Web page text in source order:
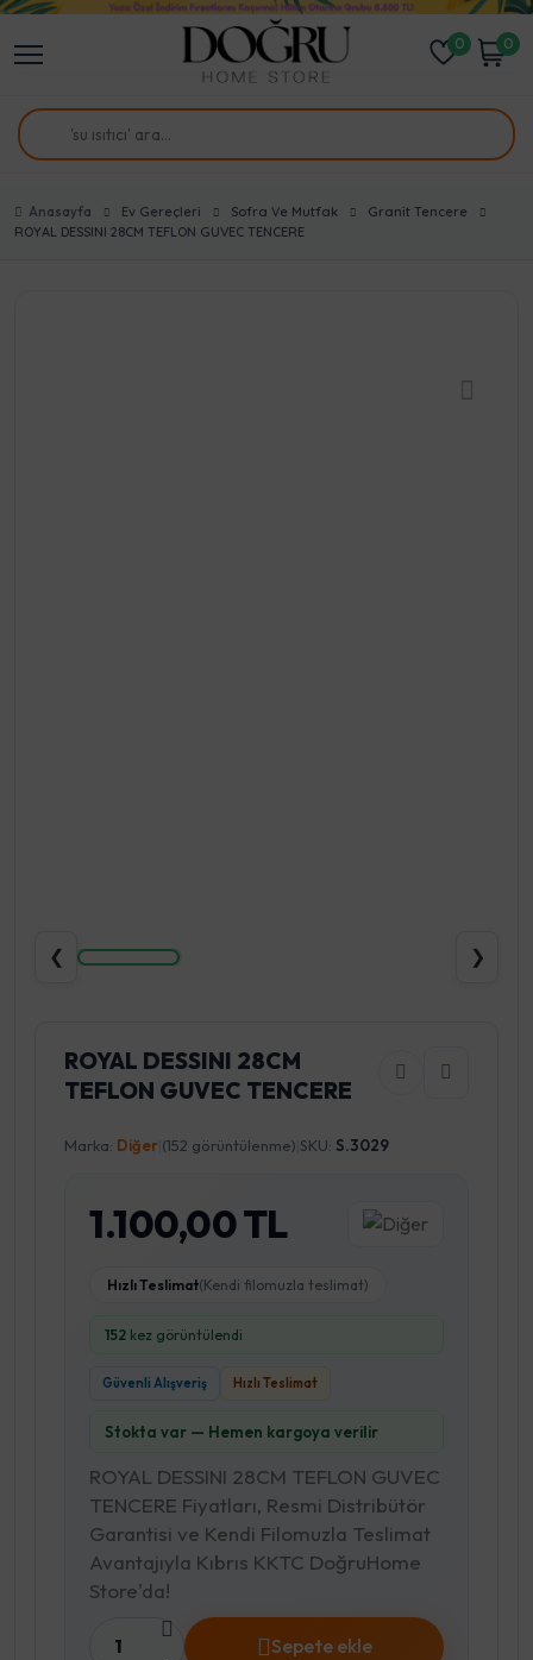
0 0
Anasayfa Ev Gereçleri Sofra Ve Mutfak
Granit Tencere
ROYAL DESSINI 28CM TEFLON GUVEC TENCERE
❮ ❯
ROYAL DESSINI 28CM
TEFLON GUVEC TENCERE
Marka: Diğer (152 görüntülenme) SKU: S.3029
1.100,00 TL
Hızlı Teslimat(Kendi filomuzla teslimat)
152 kez görüntülendi
Güvenli Alışveriş Hızlı Teslimat
Stokta var — Hemen kargoya verilir
ROYAL DESSINI 28CM TEFLON GUVEC
TENCERE Fiyatları, Resmi Distribütör
Garantisi ve Kendi Filomuzla Teslimat
Avantajıyla Kıbrıs KKTC DoğruHome
Store'da!
1 Sepete ekle